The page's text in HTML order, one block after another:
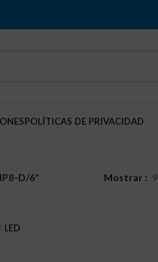
POLÍTICAS DE PRIVACIDAD
D/6” Mostrar 9